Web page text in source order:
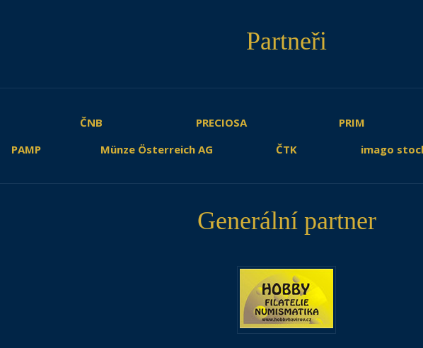
Partneři
ČNB PRECIOSA PRIM
PAMP
Münze Österreich AG ČTK imago
Generální partner